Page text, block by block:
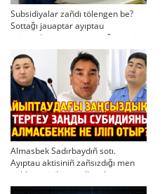
Subsidiyalar zañdı tölengen be?
Sottağı jauaptar ayıptau
twjırımdarın qayta qarauğa negiz
bola ala ma?
Almasbek Sadırbaydıñ sotı.
Ayıptau aktisiniñ zañsızdığı men
qoldan ösirilgen milliondar